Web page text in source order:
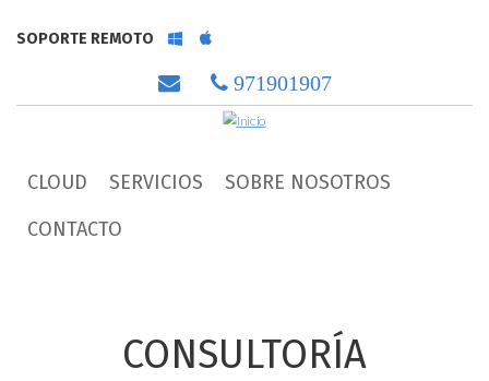
SOPORTE REMOTO
soportesoporte
email 971901907
CLOUD SERVICIOS
SOBRE NOSOTROS
CONTACTO
CONSULTORÍA